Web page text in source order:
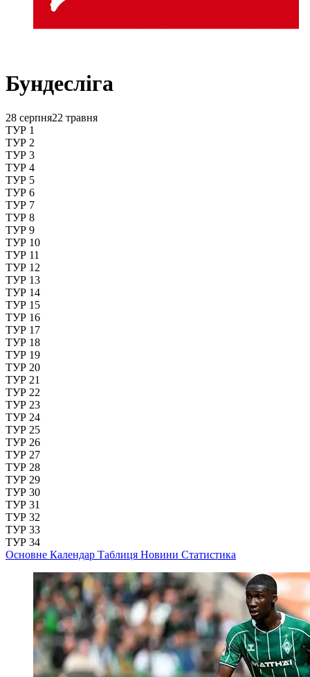
Бундесліга
28 серпня22 травня
ТУР 1
ТУР 2
ТУР 3
ТУР 4
ТУР 5
ТУР 6
ТУР 7
ТУР 8
ТУР 9
ТУР 10
ТУР 11
ТУР 12
ТУР 13
ТУР 14
ТУР 15
ТУР 16
ТУР 17
ТУР 18
ТУР 19
ТУР 20
ТУР 21
ТУР 22
ТУР 23
ТУР 24
ТУР 25
ТУР 26
ТУР 27
ТУР 28
ТУР 29
ТУР 30
ТУР 31
ТУР 32
ТУР 33
ТУР 34
Основне Календар Таблиця Новини Статистика